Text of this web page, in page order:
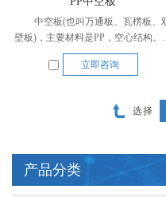
中空板(也叫万通板、瓦楞板、
壁板)，主要材料是PP，空心结构。
一种质轻、无毒、无污染、防水、防
震、抗老化、耐腐蚀、颜色丰富的新
有防潮、防水，抗冲击不易损坏，
保冷等优势。
立即咨询
选择
产品分类